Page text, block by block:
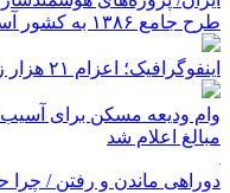
طرح جامع ۱۳۸۶ به کشور آسیب زد
اینفوگرافیک؛ اعزام ۲۱ هزار زائر اربعین از آذربایجان‌شرقی
وام ودیعه مسکن برای
مبالغ اعلام شد
دوراهی ماندن و رفتن / چرا